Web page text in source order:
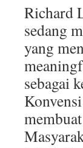
Richard
sedang
yang
sebagai